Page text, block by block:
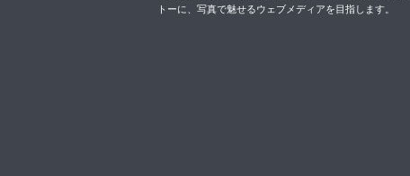
トーに、写真で魅せるウェブメディアを目指します。